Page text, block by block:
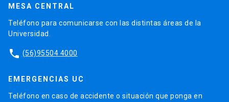
MESA CENTRAL
Teléfono para comunicarse con las distintas áreas de la
Universidad.
phone (56)95504 4000
EMERGENCIAS UC
Teléfono en caso de accidente o situación que ponga en